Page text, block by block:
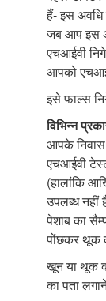
हैं- इस अवधि
जब आप इस
एचआईवी
आपको
इसे फाल्स
विभिन्न
आपके
एचआईवी
(हालांकि
उपलब्ध
पेशाब का
पोंछकर थूक
खून या थूक
का पता